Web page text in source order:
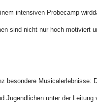
intensiven Probecamp
sind nicht nur hoch motiviert
besondere Musicalerlebnisse:
Jugendlichen unter der